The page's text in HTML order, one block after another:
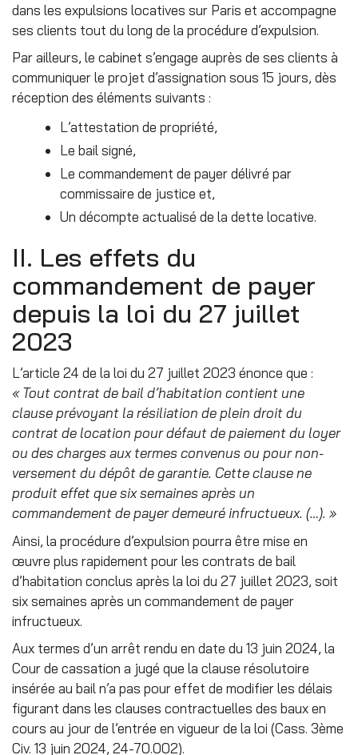
dans les expulsions locatives sur Paris et accompagne
ses clients tout du long de la procédure d’expulsion.
Par ailleurs, le cabinet s’engage auprès de ses clients à
communiquer le projet d’assignation sous 15 jours, dès
réception des éléments suivants :
L’attestation de propriété,
Le bail signé,
Le commandement de payer délivré par
commissaire de justice et,
Un décompte actualisé de la dette locative.
II. Les effets du
commandement de payer
depuis la loi du 27 juillet
2023
L’article 24 de la loi du 27 juillet 2023 énonce que :
«Tout contrat de bail d’habitation contient une
clause prévoyant la résiliation de plein droit du
contrat de location pour défaut de paiement du loyer
ou des charges aux termes convenus ou pour non-
versement du dépôt de garantie. Cette clause ne
produit effet que six semaines après un
commandement de payer demeuré infructueux. (…). »
Ainsi, la procédure d’expulsion pourra être mise en
œuvre plus rapidement pour les contrats de bail
d’habitation conclus après la loi du 27 juillet 2023, soit
six semaines après un commandement de payer
infructueux.
Aux termes d’un arrêt rendu en date du 13 juin 2024, la
Cour de cassation a jugé que la clause résolutoire
insérée au bail n’a pas pour effet de modifier les délais
figurant dans les clauses contractuelles des baux en
cours au jour de l’entrée en vigueur de la loi (Cass. 3ème
Civ. 13 juin 2024, 24-70.002).